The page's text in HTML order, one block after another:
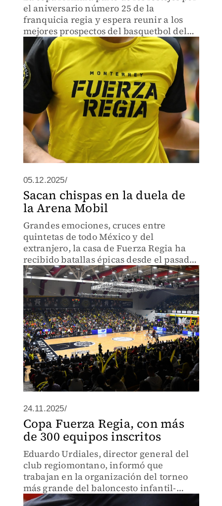
el aniversario número 25 de la
franquicia regia y espera reunir a los
mejores prospectos del basquetbol del
país
05.12.2025/
Sacan chispas en la duela de
la Arena Mobil
Grandes emociones, cruces entre
quintetas de todo México y del
extranjero, la casa de Fuerza Regia ha
recibido batallas épicas desde el pasado
miércoles
24.11.2025/
Copa Fuerza Regia, con más
de 300 equipos inscritos
Eduardo Urdiales, director general del
club regiomontano, informó que
trabajan en la organización del torneo
más grande del baloncesto infantil-
juvenil.